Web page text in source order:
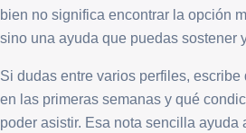
bien no significa encontrar la opción
sino una ayuda que puedas sostener
Si dudas entre varios perfiles,
en las primeras semanas y qué
poder asistir. Esa nota sencilla ayuda